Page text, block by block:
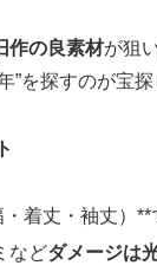
旧作の良素材が狙
”を探すのが宝探
着丈・袖丈）**
などダメージは